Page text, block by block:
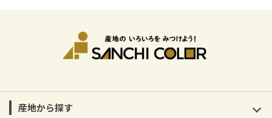
産地から探す